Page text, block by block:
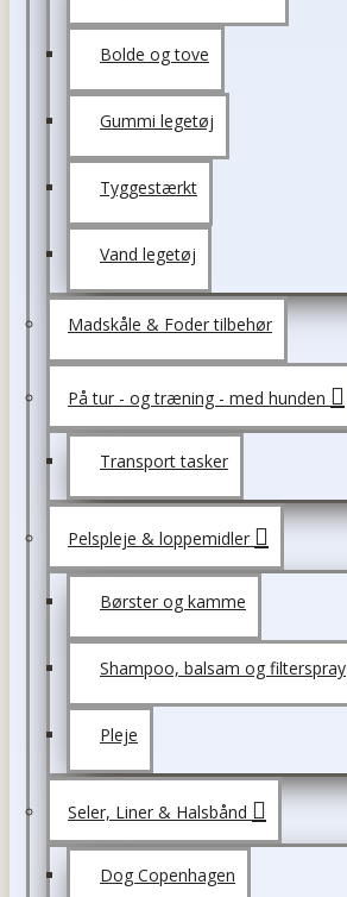
Bolde og tove
Gummi legetøj
Tyggestærkt
Vand legetøj
Madskåle & Foder tilbehør
På tur - og træning - med hunden
Transport tasker
Pelspleje & loppemidler
Børster og kamme
Shampoo, balsam og filterspray
Pleje
Seler, Liner & Halsbånd
Dog Copenhagen